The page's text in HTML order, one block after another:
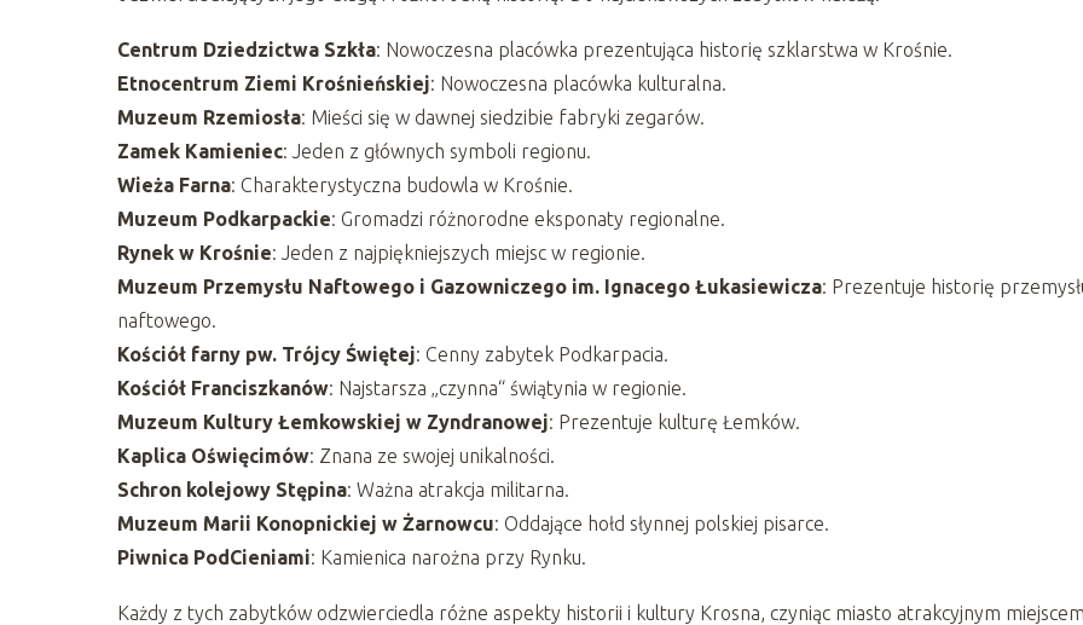
Centrum Dziedzictwa Szkła: Nowoczesna placówka prezentująca historię szklarstwa w Krośnie.
Etnocentrum Ziemi Krośnieńskiej: Nowoczesna placówka kulturalna.
Muzeum Rzemiosła: Mieści się w dawnej siedzibie fabryki zegarów.
Zamek Kamieniec: Jeden z głównych symboli regionu.
Wieża Farna: Charakterystyczna budowla w Krośnie.
Muzeum Podkarpackie: Gromadzi różnorodne eksponaty regionalne.
Rynek w Krośnie: Jeden z najpiękniejszych miejsc w regionie.
Muzeum Przemysłu Naftowego i Gazowniczego im. Ignacego Łukasiewicza: Prezentuje historię
naftowego.
Kościół farny pw. Trójcy Świętej: Cenny zabytek Podkarpacia.
Kościół Franciszkanów: Najstarsza „czynna“ świątynia w regionie.
Muzeum Kultury Łemkowskiej w Zyndranowej: Prezentuje kulturę Łemków.
Kaplica Oświęcimów: Znana ze swojej unikalności.
Schron kolejowy Stępina: Ważna atrakcja militarna.
Muzeum Marii Konopnickiej w Żarnowcu: Oddające hołd słynnej polskiej pisarce.
Piwnica PodCieniami: Kamienica narożna przy Rynku​
Każdy z tych zabytków odzwierciedla różne aspekty historii i kultury Krosna, czyniąc miasto atrakcyjnym